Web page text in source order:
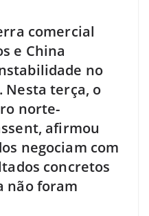
comercial
e China
no
Nesta terça, o
norte-
afirmou
negociam com
concretos
não foram